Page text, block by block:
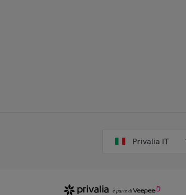
Privalia IT